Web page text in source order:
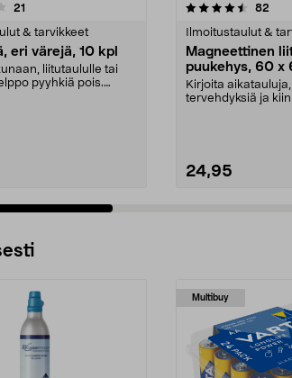
21
& tarvikkeet
eri värejä, 10 kpl
liitutaululle tai
pyyhkiä pois.
4.5 viidestä
82
Ilmoitustaulut &
Magneettinen
puukehys, 60 x
Kirjoita
tervehdyksiä ja
24,95
4.0
Multibuy